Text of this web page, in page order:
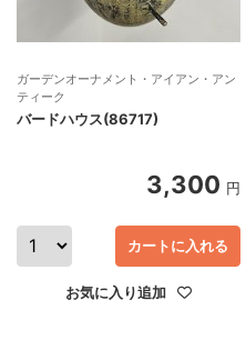
ガーデンオーナメント・アイアン・アン
ティーク
バードハウス(86717)
3,300 円
カートに入れる
お気に入り追加